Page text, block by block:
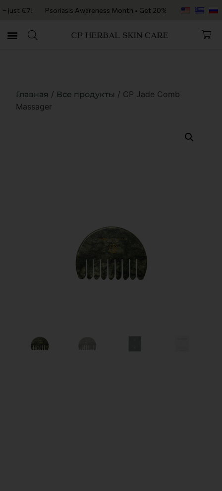
€7! Psoriasis Awareness Month • Get 20% OFF with code
Главная / Все продукты / CP Jade Comb
Massager